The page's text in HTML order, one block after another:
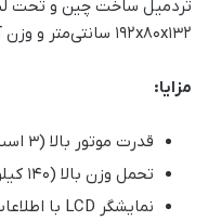
تردمیل ساخت چین و تحت
192x80x132 سانتی‌متر و وزن آن 90 کیلوگرم است.
مزایا:
قدرت موتور بالا (3 اسب بخار)
تحمل وزن بالا (140 کیلوگرم)
نمایشگر LCD با اطلاعات کامل